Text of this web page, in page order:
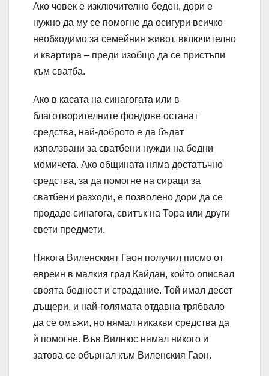
Ако човек е изключително беден, дори е
нужно да му се помогне да осигури всичко
необходимо за семейния живот, включително
и квартира – преди изобщо да се пристъпи
към сватба.
Ако в касата на синагогата или в
благотворителните фондове останат
средства, най-доброто е да бъдат
използвани за сватбени нужди на бедни
момичета. Ако общината няма достатъчно
средства, за да помогне на сираци за
сватбени разходи, е позволено дори да се
продаде синагога, свитък на Тора или други
свети предмети.
Някога Виленският Гаон получил писмо от
евреин в малкия град Кайдан, който описвал
своята бедност и страдание. Той имал десет
дъщери, и най-голямата отдавна трябвало
да се омъжи, но нямал никакви средства да
ѝ помогне. Във Вилнюс нямал никого и
затова се обърнал към Виленския Гаон.